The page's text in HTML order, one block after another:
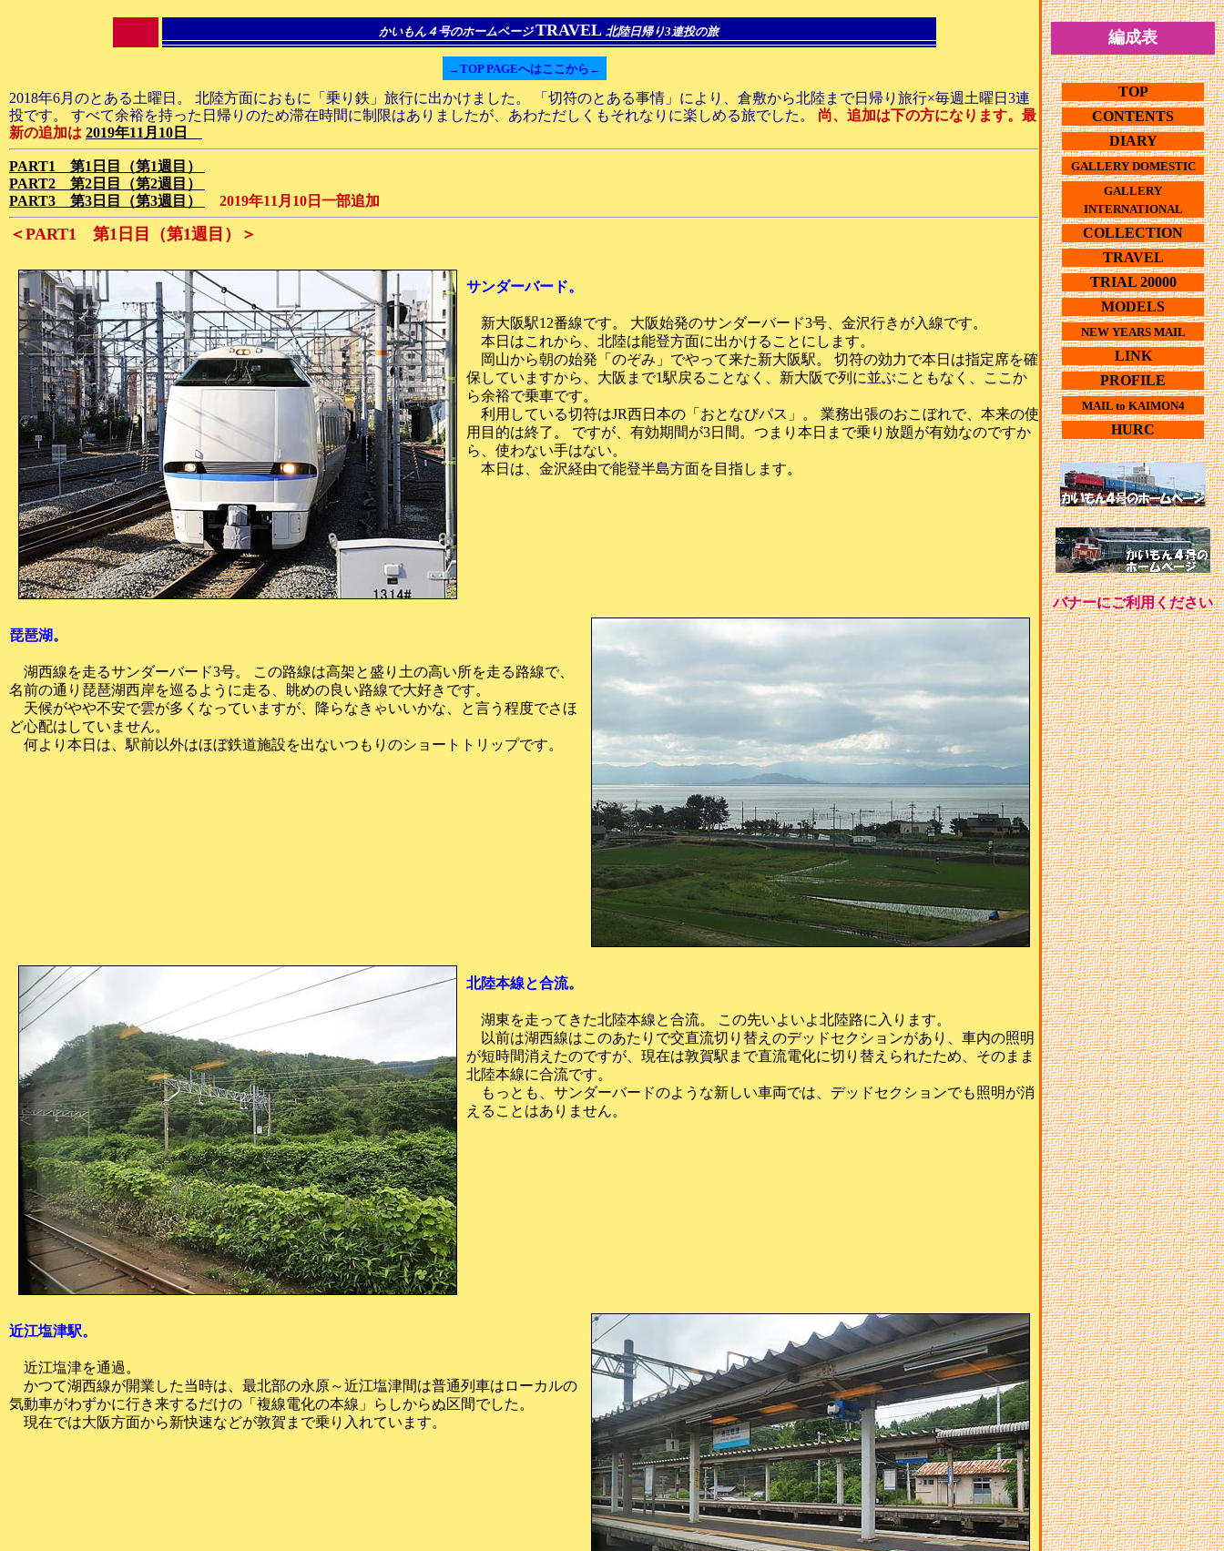
かいもん４号のホームページTRAVEL 北陸日帰り3連投の旅
→TOP PAGEへはここから←
2018年6月のとある土曜日。 北陸方面におもに「乗り鉄」旅行に出かけました。 「切符のとある事情」により、倉敷から北陸まで日帰り旅行×毎週土曜日3連
投です。 すべて余裕を持った日帰りのため滞在時間に制限はありましたが、あわただしくもそれなりに楽しめる旅でした。 尚、追加は下の方になります。最
新の追加は 2019年11月10日
PART1 第1日目（第1週目）
PART2 第2日目（第2週目）
PART3 第3日目（第3週目）
2019年11月10日一部追加
＜PART1 第1日目（第1週目）＞
サンダーバード。
新大阪駅12番線です。 大阪始発のサンダーバード3号、金沢行きが入線です。
本日はこれから、北陸は能登方面に出かけることにします。
岡山から朝の始発「のぞみ」でやって来た新大阪駅。 切符の効力で本日は指定席を確
保していますから、大阪まで1駅戻ることなく、新大阪で列に並ぶこともなく、ここか
ら余裕で乗車です。
利用している切符はJR西日本の「おとなびパス」。 業務出張のおこぼれで、本来の使
用目的は終了。 ですが、有効期間が3日間。つまり本日まで乗り放題が有効なのですか
ら、使わない手はない。
本日は、金沢経由で能登半島方面を目指します。
琵琶湖。
湖西線を走るサンダーバード3号。 この路線は高架と盛り土の高い所を走る路線で、
名前の通り琵琶湖西岸を巡るように走る、眺めの良い路線で大好きです。
天候がやや不安で雲が多くなっていますが、降らなきゃいいかな、と言う程度でさほ
ど心配はしていません。
何より本日は、駅前以外はほぼ鉄道施設を出ないつもりのショートトリップです。
北陸本線と合流。
湖東を走ってきた北陸本線と合流。 この先いよいよ北陸路に入ります。
以前は湖西線はこのあたりで交直流切り替えのデッドセクションがあり、車内の照明
が短時間消えたのですが、現在は敦賀駅まで直流電化に切り替えられたため、そのまま
北陸本線に合流です。
もっとも、サンダーバードのような新しい車両では、デッドセクションでも照明が消
えることはありません。
近江塩津駅。
近江塩津を通過。
かつて湖西線が開業した当時は、最北部の永原～近江塩津間は普通列車はローカルの
気動車がわずかに行き来するだけの「複線電化の本線」らしからぬ区間でした。
現在では大阪方面から新快速などが敦賀まで乗り入れています。
編成表
TOP
CONTENTS
DIARY
GALLERY DOMESTIC
GALLERY
INTERNATIONAL
COLLECTION
TRAVEL
TRIAL 20000
MODELS
NEW YEARS MAIL
LINK
PROFILE
MAIL to KAIMON4
HURC
バナーにご利用ください